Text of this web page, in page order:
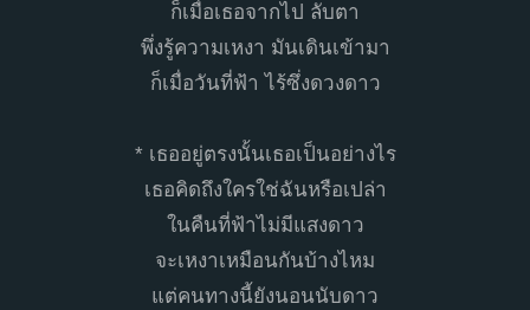
ก็เมื่อเธอจากไป ลับตา
พึ่งรู้ความเหงา มันเดินเข้ามา
ก็เมื่อวันที่ฟ้า​ ไร้ซึ่งดวงดาว
* เธออยู่ตรงนั้น​เธอเป็นอย่างไร
เธอคิดถึง​ใคร​ใช่​ฉันหรือเปล่า​
ในคืน​ที่​ฟ้า​ไม่มี​แสงดาว​
จะเหงาเหมือนกันบ้างไหม
แต่คนทางนี้ยังนอนนับดาว